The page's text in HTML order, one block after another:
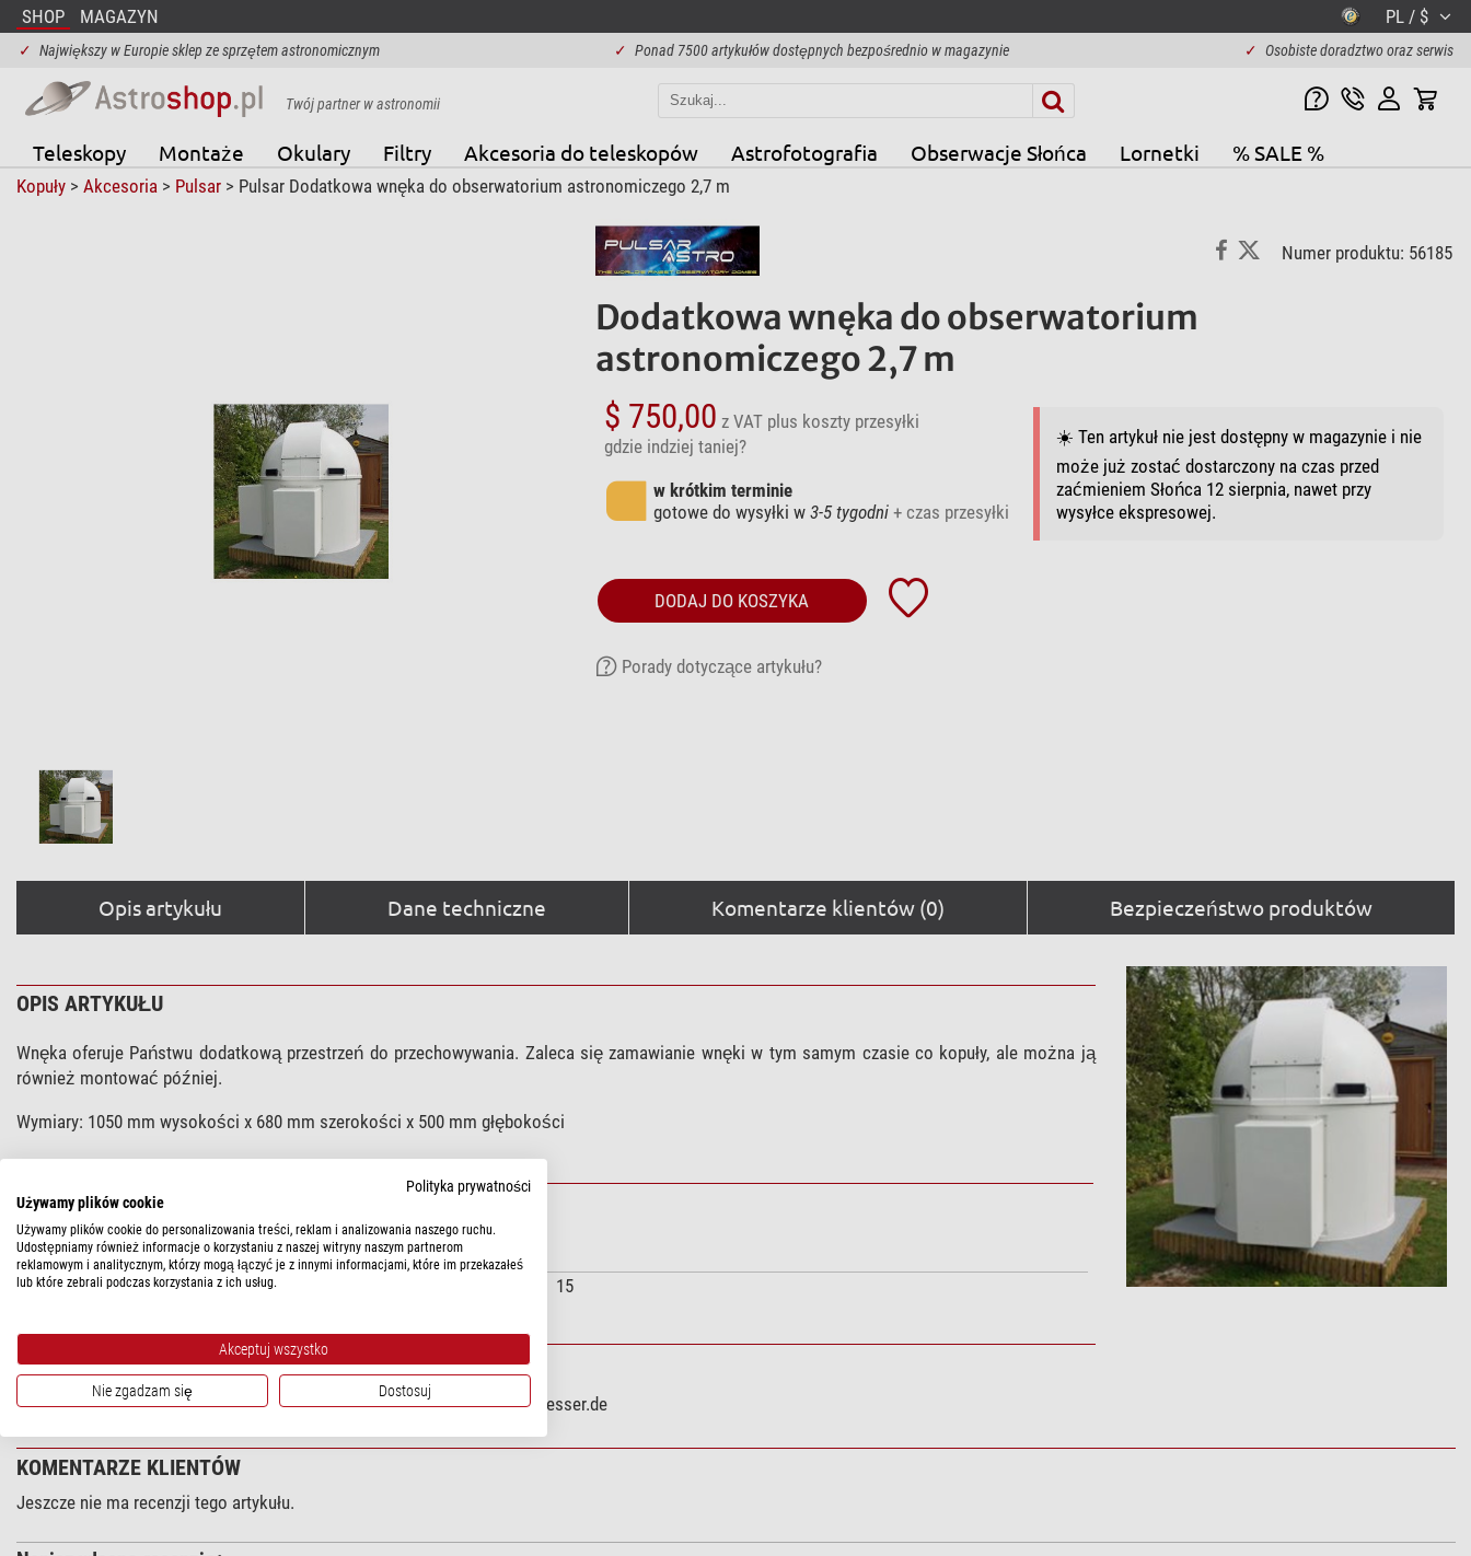
SHOP MAGAZYN PL / $
✓ Największy w Europie sklep ze sprzętem astronomicznym ✓ Ponad 7500 artykułów dostępnych bezpośrednio w magazynie ✓ Osobiste doradztwo oraz serwis
Twój partner w astronomii
Teleskopy Montaże Okulary Filtry Akcesoria do teleskopów Astrofotografia Obserwacje Słońca Lornetki % SALE %
Kopuły> Akcesoria > Pulsar> Pulsar Dodatkowa wnęka do obserwatorium astronomiczego 2,7 m
Numer produktu: 56185
Dodatkowa wnęka do obserwatorium
astronomiczego 2,7 m
$ 750,00 z VAT plus koszty przesyłki
gdzie indziej taniej?
w krótkim terminie
gotowe do wysyłki w 3-5 tygodni + czas przesyłki
☀️ Ten artykuł nie jest dostępny w magazynie i nie
może już zostać dostarczony na czas przed
zaćmieniem Słońca 12 sierpnia, nawet przy
wysyłce ekspresowej.
DODAJ DO KOSZYKA
Porady dotyczące artykułu?
Opis artykułu Dane techniczne Komentarze klientów (0) Bezpieczeństwo produktów
OPIS ARTYKUŁU
Wnęka oferuje Państwu dodatkową przestrzeń do przechowywania. Zaleca się zamawianie wnęki w tym samym czasie co kopuły, ale można ją
również montować później.
Wymiary: 1050 mm wysokości x 680 mm szerokości x 500 mm głębokości
DANE TECHNICZNE
Ogólnie
Ciężar całkowity (kg)
15
BEZPIECZEŃSTWO PRODUKTÓW
Producent: Bresser GmbH, Gutenbergstraße 2, 46414 Rhede, DE,info@bresser.de
KOMENTARZE KLIENTÓW
Jeszcze nie ma recenzji tego artykułu.
Polityka prywatności
Używamy plików cookie
Używamy plików cookie do personalizowania treści, reklam i analizowania naszego ruchu.
Udostępniamy również informacje o korzystaniu z naszej witryny naszym partnerom
reklamowym i analitycznym, którzy mogą łączyć je z innymi informacjami, które im przekazałeś
lub które zebrali podczas korzystania z ich usług.
Akceptuj wszystko
Nie zgadzam się Dostosuj